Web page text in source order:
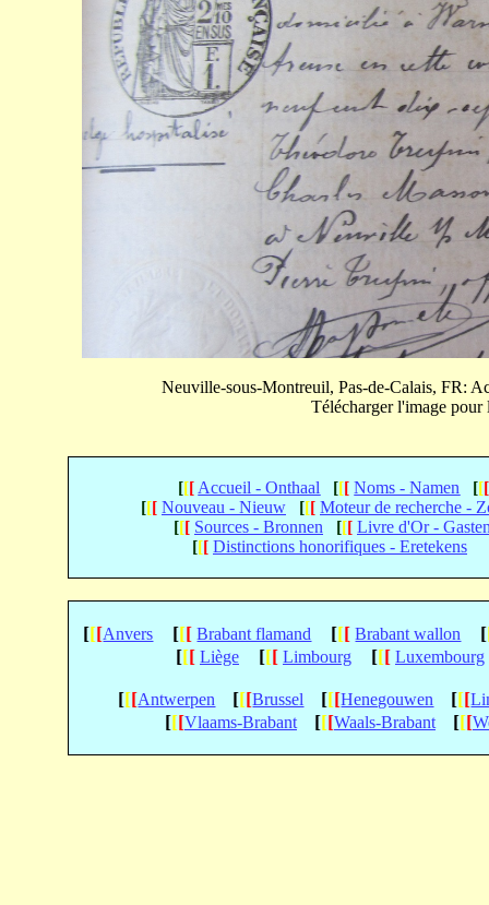
Neuville-sous-Montreuil, Pas-de-Calais, FR:
Télécharger l'image pour
[[[ Accueil - Onthaal [[[ Noms - Namen [[[
[[[ Nouveau - Nieuw [[[ Moteur de recherche -
[[[ Sources - Bronnen [[[ Livre d'Or -
[[[ Distinctions honorifiques - Eretekens
[[[Anvers [[[ Brabant flamand [[[ Brabant wallon [
[[[ Liège [[[ Limbourg [[[ Luxembourg
[[[Antwerpen [[[Brussel [[[Henegouwen [[[
[[[Vlaams-Brabant [[[Waals-Brabant [[[